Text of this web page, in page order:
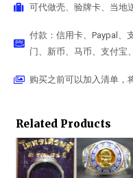
可代做壳、验牌卡、当地
付款：信用卡、Paypal、
门、新币、马币、支付宝
购买之前可以加入清单，
Related Products